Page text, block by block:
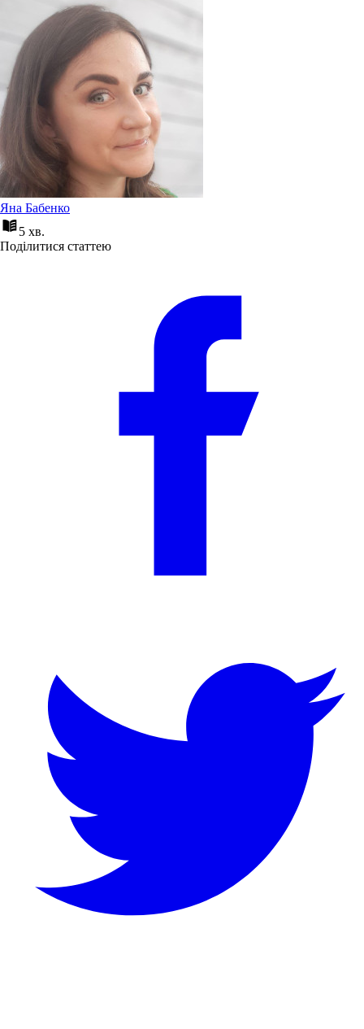
Яна Бабенко
5 хв.
Поділитися статтею